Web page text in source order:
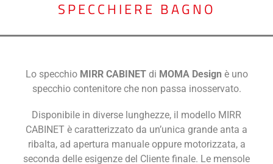
SPECCHIERE BAGNO
Lo specchio MIRR CABINETdi MOMA Design è uno
specchio contenitore che non passa inosservato.
Disponibile in diverse lunghezze, il modello MIRR
CABINET è caratterizzato da un’unica grande anta a
ribalta, ad apertura manuale oppure motorizzata, a
seconda delle esigenze del Cliente finale. Le mensole